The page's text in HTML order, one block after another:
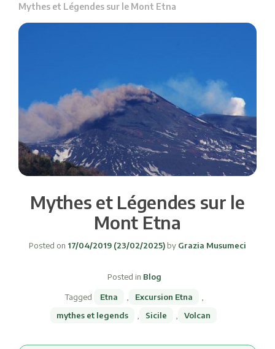
Mythes et Légendes sur le Mont Etna
Mythes et Légendes sur le
Mont Etna
Posted on 17/04/2019 (23/02/2025) by Grazia Musumeci
Posted in Blog
Tagged Etna Excursion Etna
mythes et legends
Sicile Volcan